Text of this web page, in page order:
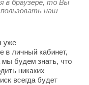
в браузере, то Вы
наш
уже
в личный кабинет,
мы будем знать, что
никаких
всегда будет